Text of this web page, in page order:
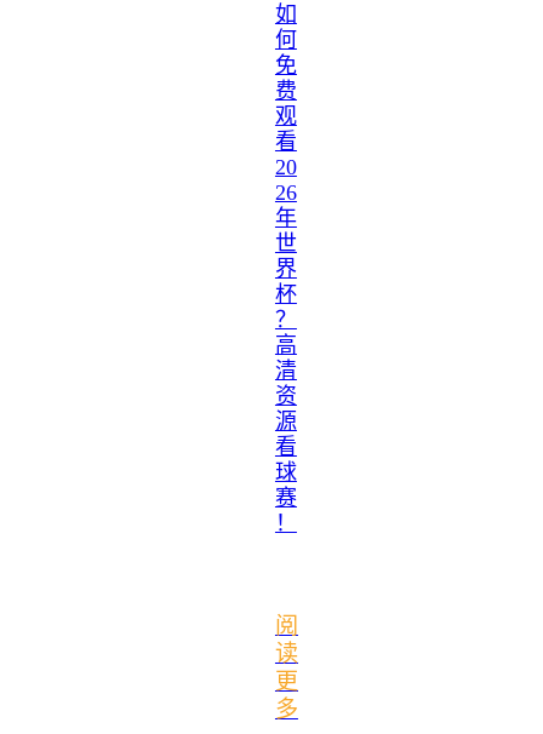
如
何
免
费
观
看
20
26
年
世
界
杯
？
高
清
资
源
看
球
赛
！
阅
读
更
多